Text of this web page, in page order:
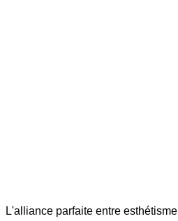
L'alliance parfaite entre